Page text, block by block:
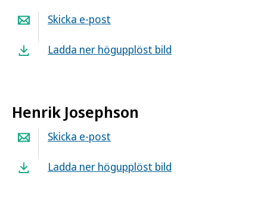
Skicka e-post
Ladda ner högupplöst bild
Henrik Josephson
Skicka e-post
Ladda ner högupplöst bild